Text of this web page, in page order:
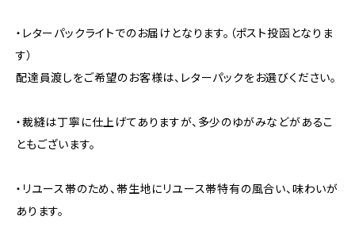
・レターパックライトでのお届けとなります。（ポスト投函となりま
す）
配達員渡しをご希望のお客様は、レターパックをお選びください。
・裁縫は丁寧に仕上げてありますが、多少のゆがみなどがあるこ
ともございます。
・リユース帯のため、帯生地にリユース帯特有の風合い、味わいが
あります。